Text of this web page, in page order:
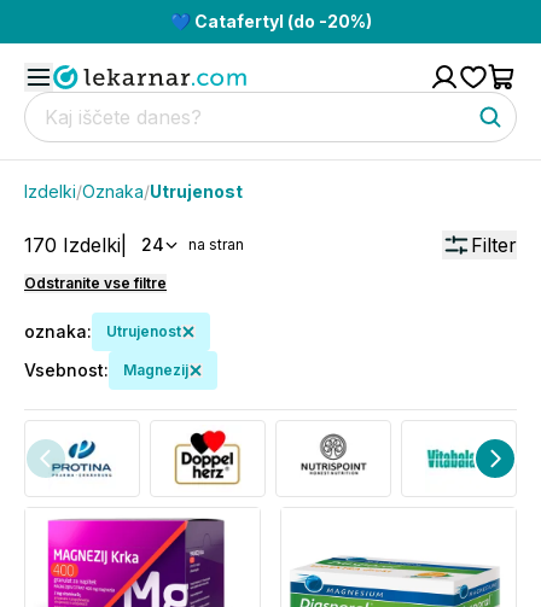
💙 Catafertyl (do -20%)
Izdelki/Oznaka/Utrujenost
170 Izdelki 24 na stran Filter
Odstranite vse filtre
oznaka: Utrujenost
Vsebnost: Magnezij